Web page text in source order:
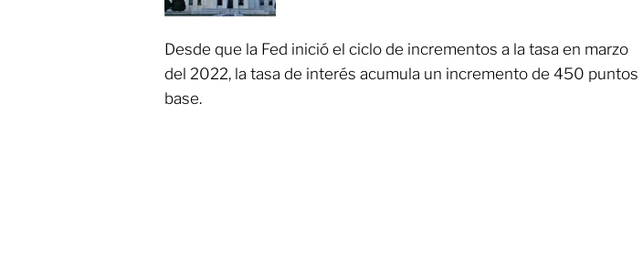
Desde que la Fed inició el ciclo de incrementos a la tasa en marzo
del 2022, la tasa de interés acumula un incremento de 450 puntos
base.